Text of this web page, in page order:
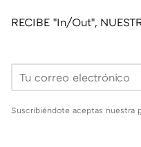
RECIBE "In/Out",
Suscribiéndote aceptas nuestra